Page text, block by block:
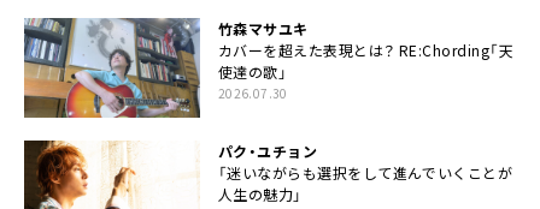
竹森マサユキ
カバーを超えた表現とは？ RE:Chording「天
使達の歌」
2026.07.30
パク・ユチョン
「迷いながらも選択をして進んでいくことが
人生の魅力」